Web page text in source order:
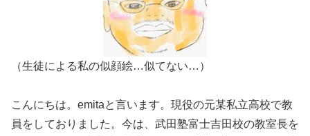
（生徒による私の似顔絵…似てない…）
こんにちは。emitaと言います。現役の元某私立高校で教
員をしておりました。今は、武田塾富士吉田校の教室長を